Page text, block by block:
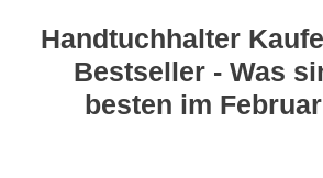
Handtuchhalter
Bestseller - Was
besten im